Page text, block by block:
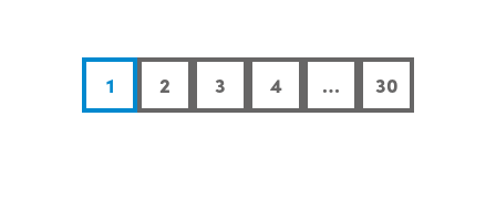
1 2 3 4 … 30